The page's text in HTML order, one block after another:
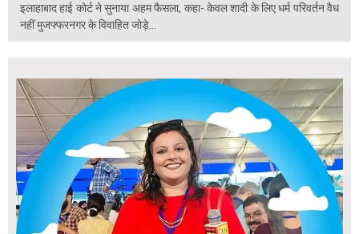
इलाहाबाद हाई कोर्ट ने सुनाया अहम फैसला, कहा- केवल शादी के लिए धर्म परिवर्तन वैध
नहीं मुजफ्फरनगर के विवाहित जोड़े...